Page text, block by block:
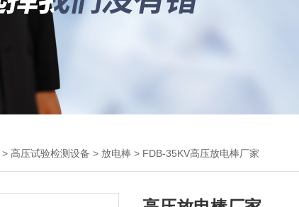
> 高压试验检测设备 > 放电棒 > FDB-35KV高压放电棒厂家